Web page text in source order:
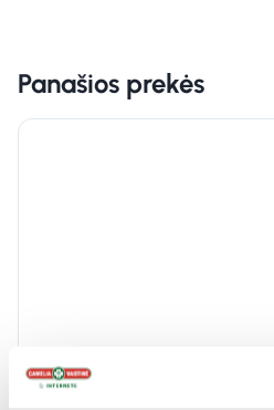
Panašios prekės
-40%